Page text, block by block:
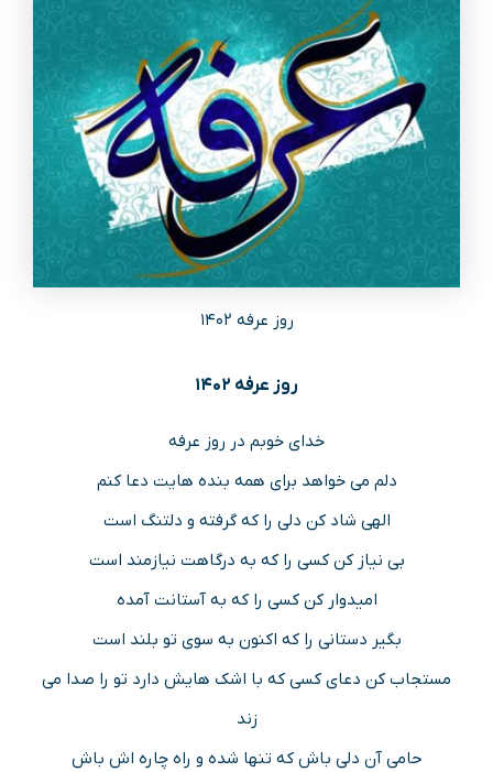
روز عرفه ۱۴۰۲
روز عرفه ۱۴۰۲
خدای خوبم در روز عرفه
دلم می خواهد برای همه بنده هایت دعا کنم
الهی شاد کن دلی را که گرفته و دلتنگ است
بی نیاز کن کسی را که به درگاهت نیازمند است
امیدوار کن کسی را که به آستانت آمده
بگیر دستانی را که اکنون به سوی تو بلند است
مستجاب کن دعای کسی که با اشک هایش دارد تو را صدا می
زند
حامی آن دلی باش که تنها شده و راه چاره اش باش